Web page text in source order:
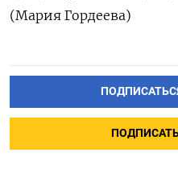
(Мария Гордеева)